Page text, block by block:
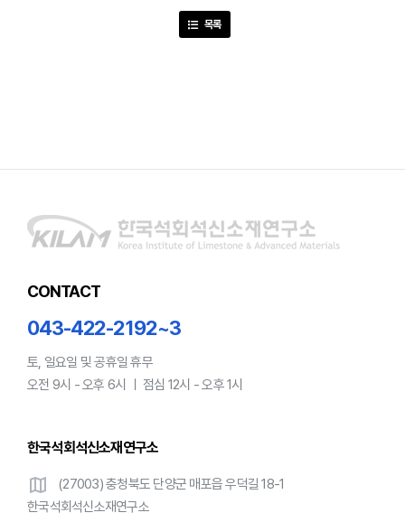
목록
CONTACT
043-422-2192~3
토, 일요일 및 공휴일 휴무
오전 9시 - 오후 6시 ㅣ 점심 12시 - 오후 1시
한국석회석신소재연구소
map
(27003) 충청북도 단양군 매포읍 우덕길 18-1
한국석회석신소재연구소